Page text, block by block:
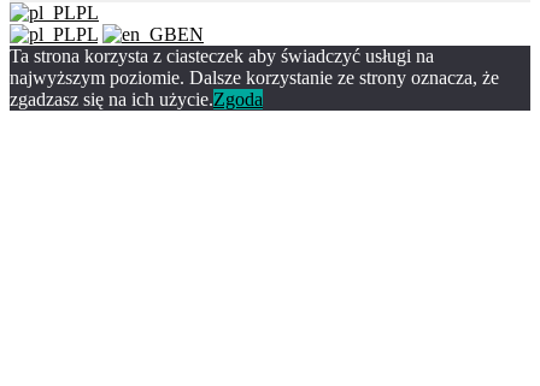
PL
PL
EN
Ta strona korzysta z ciasteczek aby świadczyć usługi na
najwyższym poziomie. Dalsze korzystanie ze strony oznacza, że
zgadzasz się na ich użycie.Zgoda